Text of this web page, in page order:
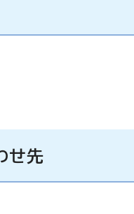
せ先